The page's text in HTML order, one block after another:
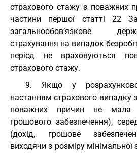
страхового стажу з поважних
частини першої статті 22
загальнообов’язкове
страхування на випадок
період не враховуються
страхового стажу.
9. Якщо у
настанням страхового випадку
поважних причин не мала
грошового забезпечення),
(дохід, грошове
виходячи з розміру мінімальної